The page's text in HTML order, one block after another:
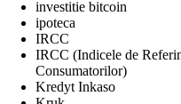
investitie bitcoin
ipoteca
IRCC
IRCC (Indicele de
Consumatorilor)
Kredyt Inkaso